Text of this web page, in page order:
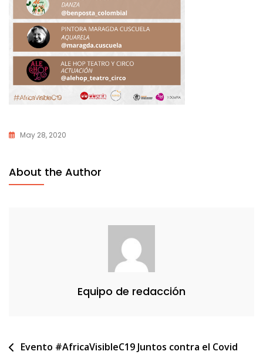
May 28, 2020
About the Author
Equipo de redacción
Navegación
Evento #AfricaVisibleC19 Juntos contra el Covid